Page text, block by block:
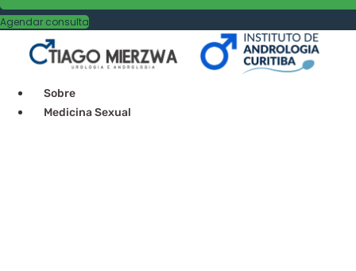
Agendar consulta
Sobre
Medicina Sexual